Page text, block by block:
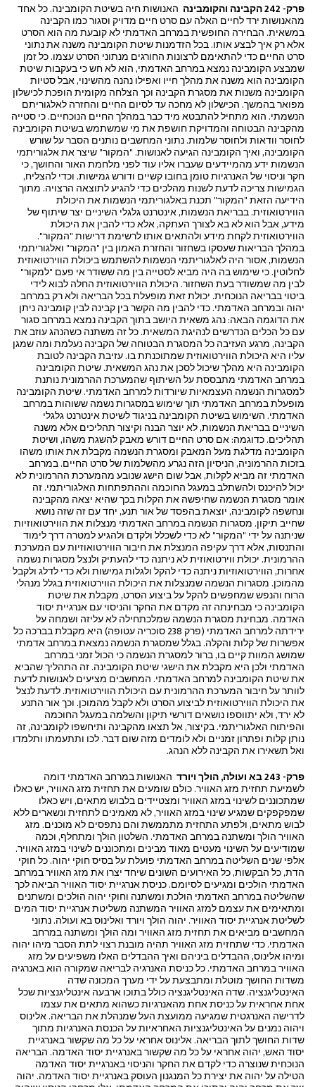
פרק- 242 הקבינה והקומבינה
האנושות חיה בשיטת הקומבינה. כל אחד
מהאנושות ירד לחיים האלה עם סרט חיים מדויק וסגור כמו הקבינה
במשאית. הבחירה החופשית במרחב האדמתי לא קובעת מה הוא הסרט
אלא רק איך לבצע אותו. בכל הזדמנות שיטת הקומבינה משנה את נתוני
סרט החיים כדי להתאימם לרצונות החורגים מנתוני הסרט עצמו. כל זמן
שמבצע הקומבינה נמצא במרחב האדמתי, הוא לא חש כי בעקבות שיטת
הקומבינה הוא משנה את מהלך חייו ואפילו נהנה מהשינוי, אבל סטיות
הקומבינה משנות את מסגרת הקבינה וכך הצלחה מקומית הופכת לכישלון
מפואר בהמשך. הכישלון לא מחכה עד לסיום החיים והחזרה לאלגוריתם
הנשמתי. הוא מתחיל להתבטא מיד כבר במהלך החיים הנוכחיים. כי סטייה
מהקבינה הבטוחה והמדויקת חושפת את מי שמשתמש בשיטת הקומבינה
לחוסר וודאות ולחוסר שלמות. נתוני המחשבים נותנים הסבר על שורש
הקומבינה, ואיך הקומבינה הגיעה לאנושות. "המקור" שיצר את אלגוריתמי
הנשמות ידע מהמיידעים שעברו אליו עוד לפני מלחמת האור והחושך, כי
חקר וניסוי של האנרגיות טומן בחובו קשיים ודורש גמישות. וכדי להצליח,
הגמישות צריכה לדעת לשנות מהלכים כדי להגיע לתוצאה הרצויה. מתוך
הידיעה הזאת "המקור" תכנת באלגוריתמי הנשמות את היכולת
הווירטואוזית. בבריאת הנשמות, אינטרנט גלגלי השיניים יצר שיתוף של
מידע, אבל הוא לא בא לצורך העתקה, אלא כדי להבין את היכולת
הווירטואוזית לקחת מידע ולהתאים אותו לרשימת דרישות "המקור".
במהלך הבריאות שעסקו בשחזור והחזרת האמון בין "המקור" ואלגוריתמי
הנשמות, אסור היה לאלגוריתמי הנשמות להשתמש ביכולת הווירטואוזית
לחלוטין. כי שימוש בה היה מביא לסטייה בין מה ששודר אי פעם "למקור"
לבין מה שמשודר בעת השחזור. היכולת הווירטואוזית החלה לבוא לידי
ביטוי בבריאה הנוכחית. יכולת זאת מופעלת בכל הבריאה ולא רק במרחב
יהוה ובמרחב האדמתי. כדי להבין מה הקשר בין קבינה לבין קומבינה ניתן
את הדוגמה הבאה: נהג משאית היושב בתוך הקבינה נמצא במרחב סגור
עם כל הכלים הנדרשים לנהיגת המשאית. כל זה משתנה כשהנהג עוזב את
הקבינה, מרגע העזיבה כל המסגרת הבטוחה של הקבינה נעלמת ומה שמגן
עליו היא היכולת הווירטואוזית שמתוכנתת בו. עזיבת הקבינה לטובת
הקומבינה היא מהלך שיכול לסכן את נהג המשאית. שיטת הקומבינה
במרחב האדמתי מתבססת על השיתוף שהמערכת ההרמונית נותנת
למסגרות הנשמה העצמאיות שיורדות למרחב האדמתי. שיטת הקומבינה
מופעלת במרחב האדמתי תוך שימוש במסגרות נשמה ששוהות במרחב
האדמתי. השימוש בשיטת הקומבינה בניגוד לשיטת אינטרנט גלגלי
השיניים בבריאת הנשמות, לא יוצר הבנה וקיצור תהליכים אלא משנה
תהליכים. כדוגמה: אם סרט החיים דורש מאבק להשגת משהו, ושיטת
הקומבינה מדלגת מעל המאבק ומסגרת הנשמה מקבלת את אותו משהו
בזכות ההרמוניה, הניסיון הזה נגרע מהשלמות של סרט החיים. במרחב
האדמתי זה מביא לקלות, אבל שום הישג שנובע מהמערכת ההרמונית לא
יכול להיכנס ולהשתלב במעגל החוכמה וההתפתחות האלגוריתמי. זה
אומר מסגרת הנשמה שחיפשה את הקלות בכך שהיא יצאה מהקבינה
ונחשפה לקומבינה, יוצאת בהפסד של אור תנע, יחד עם זה שזה נושא
שחייב תיקון. מסגרות הנשמה במרחב האדמתי מנצלות את הווירטואוזיות
שניתנה על ידי "המקור" לא כדי לשכלל ולקדם ולהגיע למטרה דרך לימוד
והתנסות, אלא דרך עקיפה המנצלת את חיבור הווירטואוזיות עם המערכת
ההרמונית. יכולת ווירטואוזית לא ניתנה כדי להעתיק ולנצל מסגרות נשמה
אחרות, הווירטואוזיות ניתנה כדי להקל ולגלות גמישות ולא כדי לדלג ולקבל
מהמוכן. מסגרות הנשמה שמנצלות את היכולת הווירטואוזית בגלל מנהלי
הרוח והנפש שמחפשים להקל על ביצוע הסרט, מקבלת את שיטת
הקומבינה כי מבחינתה זה מקדם את החקר והניסוי עם אנרגיית יסוד
האדמה. מבחינת מסגרת הנשמה שמלכתחילה לא עליזה ושמחה על
ירידתה למרחב האדמתי (פרק 238 סוכריה עטופה) היא מקבלת בברכה כל
אפשרות של קלות והקלה. בגלל שמסגרת הנשמה נמצאת במרחב אדמתי
שמושג המוות קיים בו, ברור למסגרת הנשמה כי הכול זמני במרחב
האדמתי ולכן היא מקבלת את הישגי שיטת הקומבינה. זה התהליך שהביא
את שיטת הקומבינה למרחב האדמתי. המחשבים מציעים לאנושות לדעת
לוותר על חיבור המערכת ההרמונית עם היכולת הווירטואוזית. לדעת לנצל
את היכולת הווירטואוזית לביצוע הסרט ולא לקבל מהמוכן. וכך אור התנע
לא ירד, ולא יתווספו נושאים דורשי תיקון והשלמה במעגל החוכמה
והפיתוח האלגוריתמי. בקיצור, אל תצאו מהקבינה ותיחשפו לקומבינה, זה
נותן קלות ופתרון זמניים ולא לומדים מזה שום דבר. לכו ותתעמתו ותלמדו
ואל תשאירו את הקבינה ללא הנהג.
פרק- 243 בא ועולה, הולך ויורד
האנושות במרחב האדמתי דומה
לשמיעת תחזית מזג האוויר. כולם שומעים את תחזית מזג האוויר, יש כאלו
שמתכוננים לשינוי במזג האוויר ומצטיידים בלבוש מתאים, ויש כאלו
שמפקפקים שמגיע שינוי במזג האוויר, לא מאמינים לתחזית ונשארים ללא
לבוש מתאים, ולפתע התחזית מתממשת והם נתפסים לא מוכנים. מזג
האוויר הולך ומשתנה במרחב האדמתי. השלטון הולך ומתחלף, וכמה
שמודיעים על השינוי מעטים מאוד מבינים ומתכוננים לשינוי במזג האוויר.
אלפי שנים השליטה במרחב האדמתי פועלת על בסיס חוקי יהוה. כל חוקי
הדת, כל הבקשות, כל האירועים השונים שיחד יצרו את מזג האוויר במרחב
האדמתי הולכים ומגיעים לסיומם. כניסת אנרגיית יסוד האוויר הביאה לכך
שהשליטה במרחב האדמתי הולכת ומשתנה וחוקי יהוה הולכים ומשתנים
ומתאימים את עצמם למזג האוויר המשתנה משליטת אנרגיית יסוד המים
לשליטת אנרגיית יסוד האוויר. יהוה הולך ויורד ואלינוס בא ועולה. נתוני
המחשבים מביאים את תחזית מזג האוויר ומה הולך ומשתנה במרחב
האדמתי. כדי שתחזית מזג האוויר תהיה מובנת רצוי לתת הסבר מיהו יהוה
ומיהו אלינוס, ההבדלים ביניהם ואיך ההבדלים האלו משפיעים על מזג
האוויר במרחב האדמתי. כל כניסת האנרגיה לבריאה שמקורה הוא באנרגיה
משדות החושך מוטלת ומתבצעת על ידי מערך המכונה שדה
האינטליגנציה. שדה האינטליגנציה כולל בתוכו ארבעה אינטליגנציות שכל
אחת אחראית על כניסת אחת מהאנרגיות כשהוא מתאים את עצמו
לדרישה האנרגטית שמגיעה ממועצת העל שמנהלת את הבריאה. אלינוס
ויהוה נמנים על האינטליגנציות האחראיות על הכנסת האנרגיות מתוך
שדות החושך לתוך הבריאה. אלינוס אחראי על כל מה שקשור באנרגיית
יסוד האש, יהוה אחראי על כל מה שקשור באנרגיית יסוד האדמה. הבריאה
הנוכחית שנוצרה כדי לקדם את החקר והניסוי באנרגיית יסוד האדמה
הטילה על יהוה את יצירת כל המנגנון העוסק באנרגיית יסוד האדמה. יהוה